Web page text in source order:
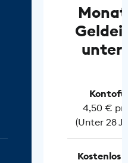
unter
4,50 €
(Unter 28
Kostenlos